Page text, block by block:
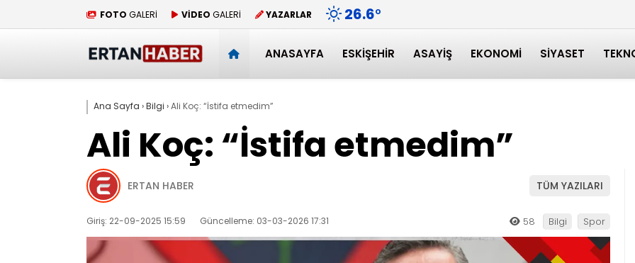
FOTO GALERİ VİDEO GALERİ YAZARLAR 26.6°
ANASAYFA ESKIŞEHIR ASAYIŞ EKONOMI SIYASET
Ana Sayfa ›Bilgi ›Ali Koç: “İstifa etmedim”
Ali Koç: “İstifa etmedim”
ERTAN HABER TÜM YAZILARI
Giriş: 22-09-2025 15:59 Güncelleme: 03-03-2026 17:31 58 Bilgi Spor